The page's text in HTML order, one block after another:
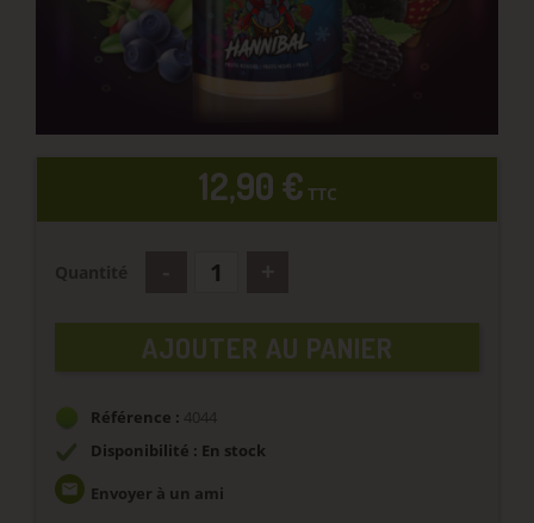
12,90 € TTC
AJOUTER AU PANIER
Référence : 4044
Disponibilité : En stock
email Envoyer à un ami